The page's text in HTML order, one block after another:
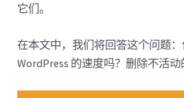
它们。
在本文中，我们将回答这个问题
WordPress 的速度吗？删除不活动